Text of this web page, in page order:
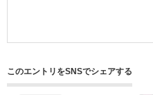
このエントリをSNSでシェアする